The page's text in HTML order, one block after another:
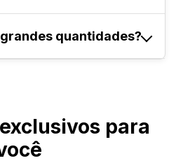
nylon e carretel para
quantidades?
para